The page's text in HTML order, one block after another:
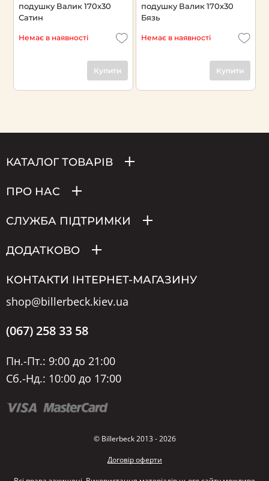
подушку Валик 170х30
Сатин
Немає в наявності
Купити
подушку Валик 170х30
Бязь
Немає в наявності
Купити
КАТАЛОГ ТОВАРІВ
ПРО НАС
СЛУЖБА ПІДТРИМКИ
ДОДАТКОВО
КОНТАКТИ ІНТЕРНЕТ-МАГАЗИНУ
shop@billerbeck.kiev.ua
(067) 258 33 58
Пн.-Пт.: 9:00 до 21:00
Сб.-Нд.: 10:00 до 17:00
© Billerbeck 2013 - 2026
Договір оферти